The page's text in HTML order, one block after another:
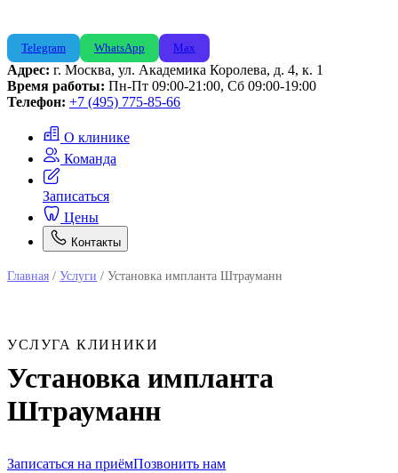
Telegram WhatsApp Max
Адрес: г. Москва, ул. Академика Королева, д. 4, к. 1
Время работы: Пн-Пт 09:00-21:00, Сб 09:00-19:00
Телефон: +7 (495) 775-85-66
О клинике
Команда
Записаться
Цены
Контакты
Главная / Услуги / Установка импланта Штрауманн
УСЛУГА КЛИНИКИ
Установка импланта
Штрауманн
Записаться на приёмПозвонить нам